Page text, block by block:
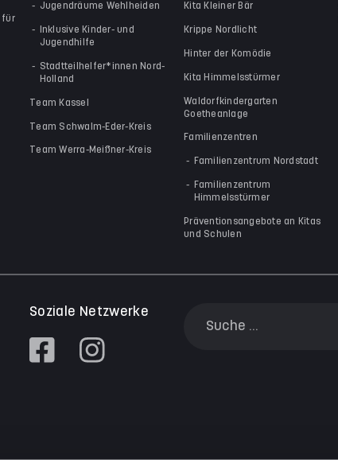
für
Jugendräume Wehlheiden
Inklusive Kinder- und
Jugendhilfe
Stadtteilhelfer*innen Nord-
Holland
Team Kassel
Team Schwalm-Eder-Kreis
Team Werra-Meißner-Kreis
Kita Kleiner Bär
Krippe Nordlicht
Hinter der Komödie
Kita Himmelsstürmer
Waldorfkindergarten
Goetheanlage
Familienzentren
Familienzentrum Nordstadt
Familienzentrum
Himmelsstürmer
Präventionsangebote an Kitas
und Schulen
Soziale Netzwerke